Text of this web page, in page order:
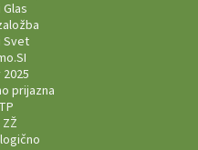
Svet
prijazna
ZŽ